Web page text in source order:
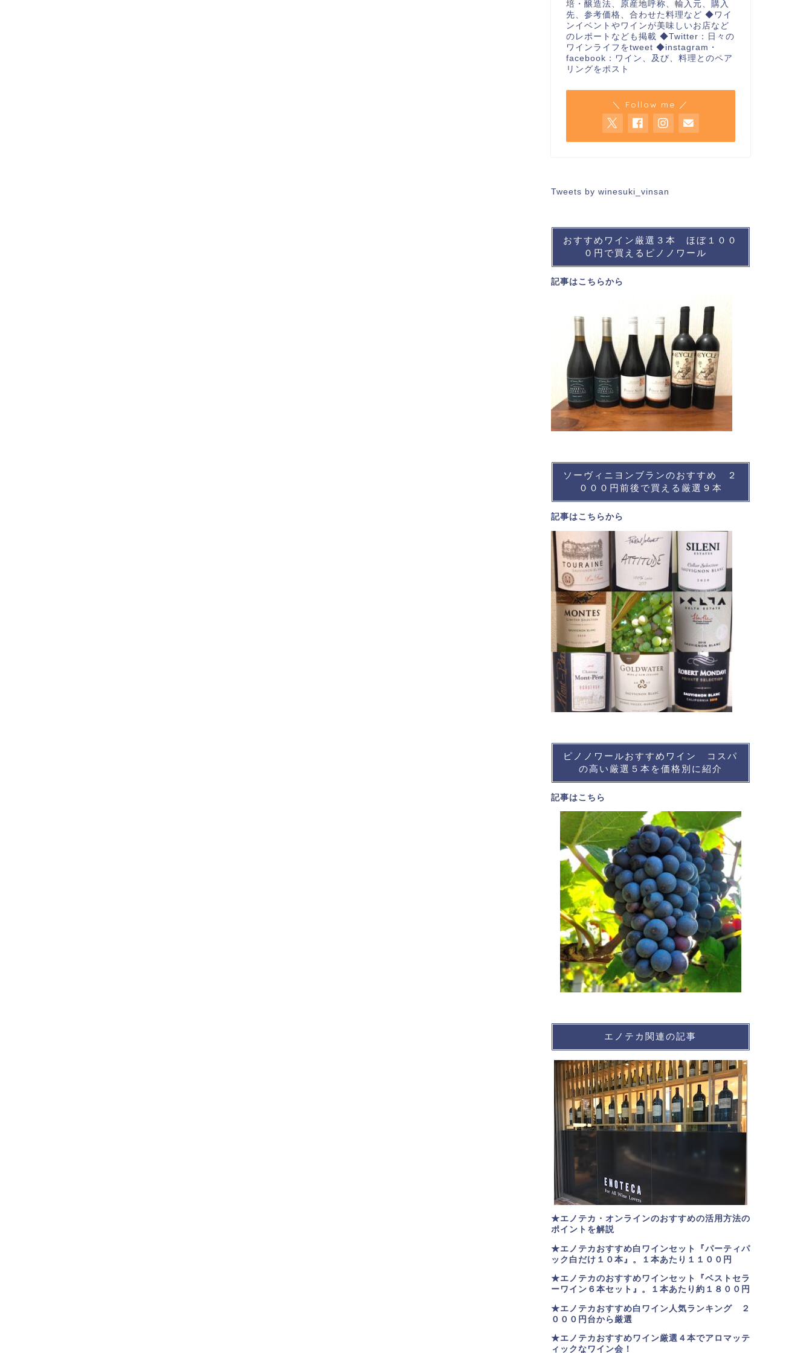
培・醸造法、原産地呼称、輸入元、購入
先、参考価格、合わせた料理など ◆ワイ
ンイベントやワインが美味しいお店など
のレポートなども掲載 ◆Twitter：日々の
ワインライフをtweet ◆instagram・
facebook：ワイン、及び、料理とのペア
リングをポスト
＼ Follow me ／
Tweets by winesuki_vinsan
おすすめワイン厳選３本 ほぼ１００
０円で買えるピノノワール
記事はこちらから
ソーヴィニヨンブランのおすすめ ２
０００円前後で買える厳選９本
記事はこちらから
ピノノワールおすすめワイン コスパ
の高い厳選５本を価格別に紹介
記事はこちら
エノテカ関連の記事
★エノテカ・オンラインのおすすめの活用方法の
ポイントを解説
★エノテカおすすめ白ワインセット『パーティパ
ック白だけ１０本』。１本あたり１１００円
★エノテカのおすすめワインセット『ベストセラ
ーワイン６本セット』。
１本あたり約１８００円
★エノテカおすすめ白ワイン人気ランキング ２
０００円台から厳選
★エノテカおすすめワイン厳選４本でアロマッテ
ィックなワイン会！